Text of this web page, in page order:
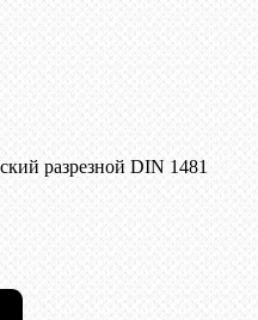
разрезной DIN 1481